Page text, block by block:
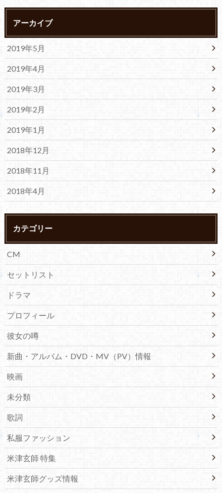
アーカイブ
2019年5月
2019年4月
2019年3月
2019年2月
2019年1月
2018年12月
2018年11月
2018年4月
カテゴリー
CM
セットリスト
ドラマ
プロフィール
彼女の噂
新曲・アルバム・DVD・MV（PV）情報
映画
未分類
歌詞
私服ファッション
米津玄師 特集
米津玄師グッズ情報